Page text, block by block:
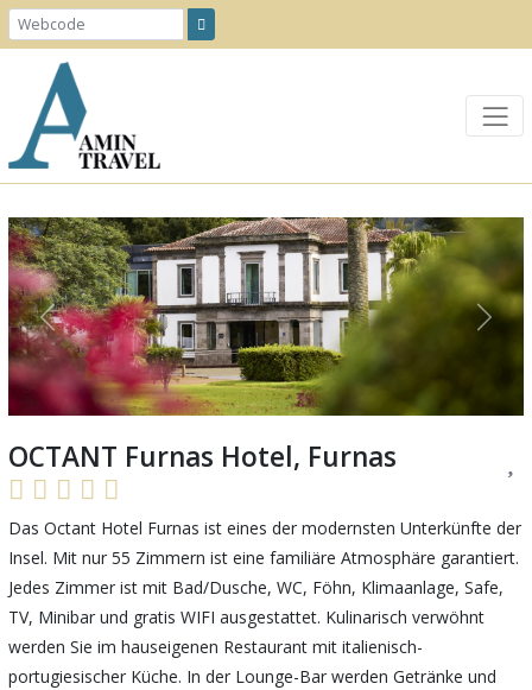
Previous Next
OCTANT Furnas Hotel, Furnas
Das Octant Hotel Furnas ist eines der modernsten Unterkünfte der
Insel. Mit nur 55 Zimmern ist eine familiäre Atmosphäre garantiert.
Jedes Zimmer ist mit Bad/Dusche, WC, Föhn, Klimaanlage, Safe,
TV, Minibar und gratis WIFI ausgestattet. Kulinarisch verwöhnt
werden Sie im hauseigenen Restaurant mit italienisch-
portugiesischer Küche. In der Lounge-Bar werden Getränke und